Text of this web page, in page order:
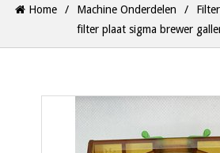
Home / Machine Onderdelen /
filter plaat sigma brewer